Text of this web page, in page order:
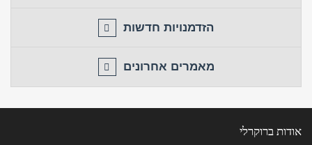
הזדמנויות חדשות
מאמרים אחרונים
אודות ברוקרלי